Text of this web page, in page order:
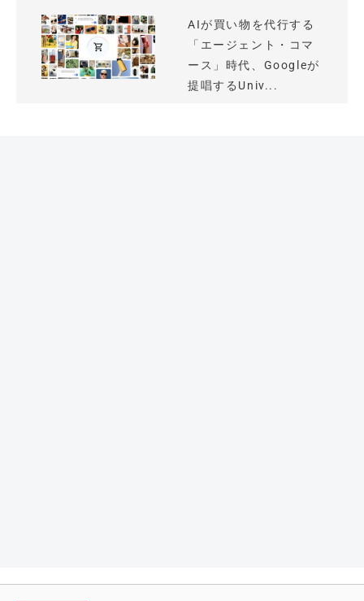
AIが買い物を代行する
「エージェント・コマ
ース」時代、Googleが
提唱するUniv...